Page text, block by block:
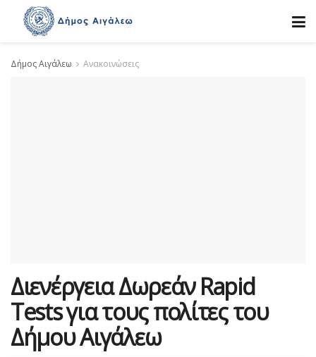
Δήμος Αιγάλεω Ανακοινώσεις
Διενέργεια Δωρεάν Rapid
Tests για τους πολίτες του
Δήμου Αιγάλεω